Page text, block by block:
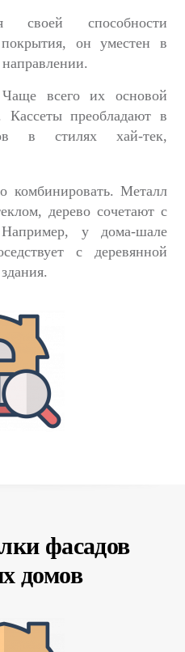
своей способности
он уместен в
Чаще всего их основой
Кассеты преобладают в
в стилях хай-тек,
комбинировать. Металл
дерево сочетают с
у дома-шале
с деревянной
фасадов
домов